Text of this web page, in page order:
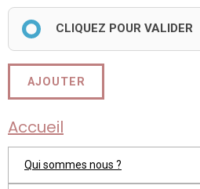
CLIQUEZ POUR VALIDER
AJOUTER
Accueil
Qui sommes nous ?